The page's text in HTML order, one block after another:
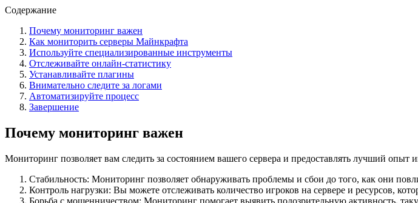
Содержание
Почему мониторинг важен
Как мониторить серверы Майнкрафта
Используйте специализированные инструменты
Отслеживайте онлайн-статистику
Устанавливайте плагины
Внимательно следите за логами
Автоматизируйте процесс
Завершение
Почему мониторинг важен
Мониторинг позволяет вам следить за состоянием вашего сервера и предоставлять лучший опыт
Стабильность: Мониторинг позволяет обнаруживать проблемы и сбои до того, как они
Контроль нагрузки: Вы можете отслеживать количество игроков на сервере и ресурсов,
Борьба с мошенничеством: Мониторинг помогает выявить подозрительную активность,